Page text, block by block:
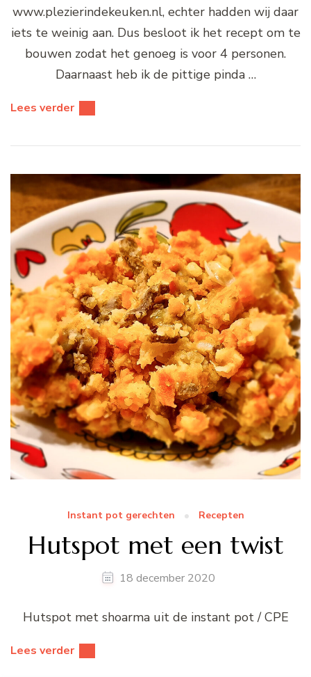
www.plezierindekeuken.nl, echter hadden wij daar
iets te weinig aan. Dus besloot ik het recept om te
bouwen zodat het genoeg is voor 4 personen.
Daarnaast heb ik de pittige pinda …
Lees verder
Instant pot gerechten Recepten
Hutspot met een twist
18 december 2020
Hutspot met shoarma uit de instant pot / CPE
Lees verder